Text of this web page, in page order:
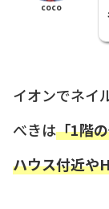
coco
イオンでネイ
べきは「1階
ハウス付近や